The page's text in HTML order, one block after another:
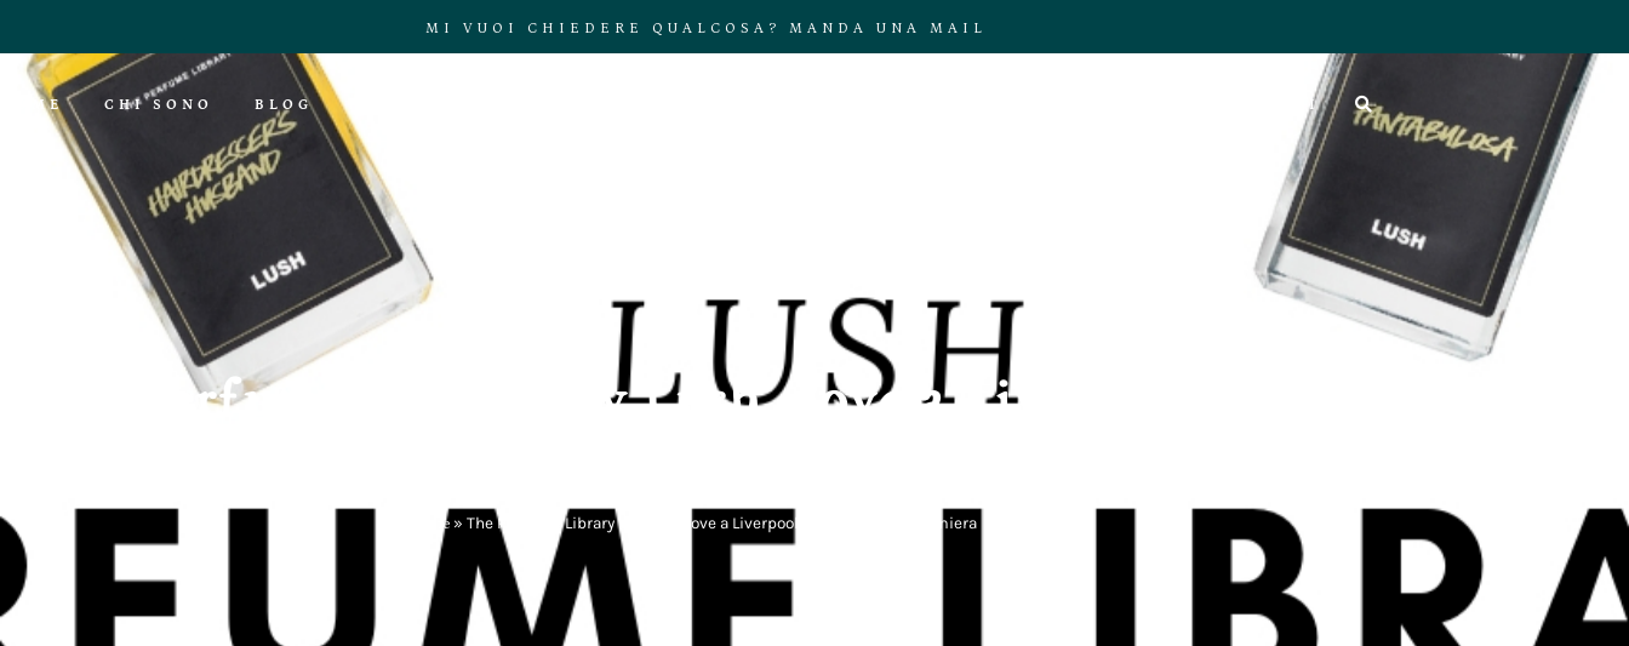
MI VUOI CHIEDERE QUALCOSA? MANDA UNA MAIL
HOME CHI SONO BLOG CONTATTI
The Perfume Library by Lush, dove a Liverpool scopri
Home» The Perfume Library by Lush, dove a Liverpool scopri l’arte profumiera